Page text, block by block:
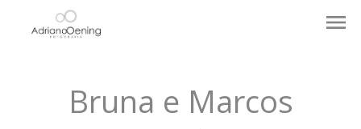
menu
Bruna e Marcos